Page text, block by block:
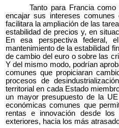
Tanto para Francia
encajar sus intereses
facilitara la ampliación de las
estabilidad de precios y, en
En esa perspectiva federal,
mantenimiento de la estabilidad
de cambio del euro o sobre las
Y del mismo modo, podrían
comunes que propiciaran
procesos de
territorial en cada Estado
un mayor presupuesto de la
económicas comunes que
rentas e innovación desde
exteriores, hacia los más